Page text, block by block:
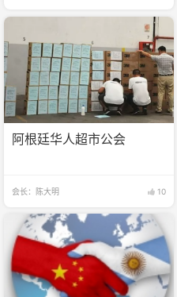
阿根廷华人超市公会
会长：陈大明 10